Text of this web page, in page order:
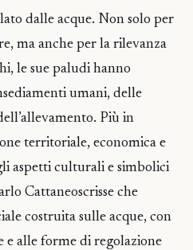
dalle acque. Non solo per
ma anche per la rilevanza
le sue paludi hanno
umani, delle
Più in
territoriale, economica e
aspetti culturali e simbolici
Cattaneoscrisse che
costruita sulle acque, con
alle forme di regolazione